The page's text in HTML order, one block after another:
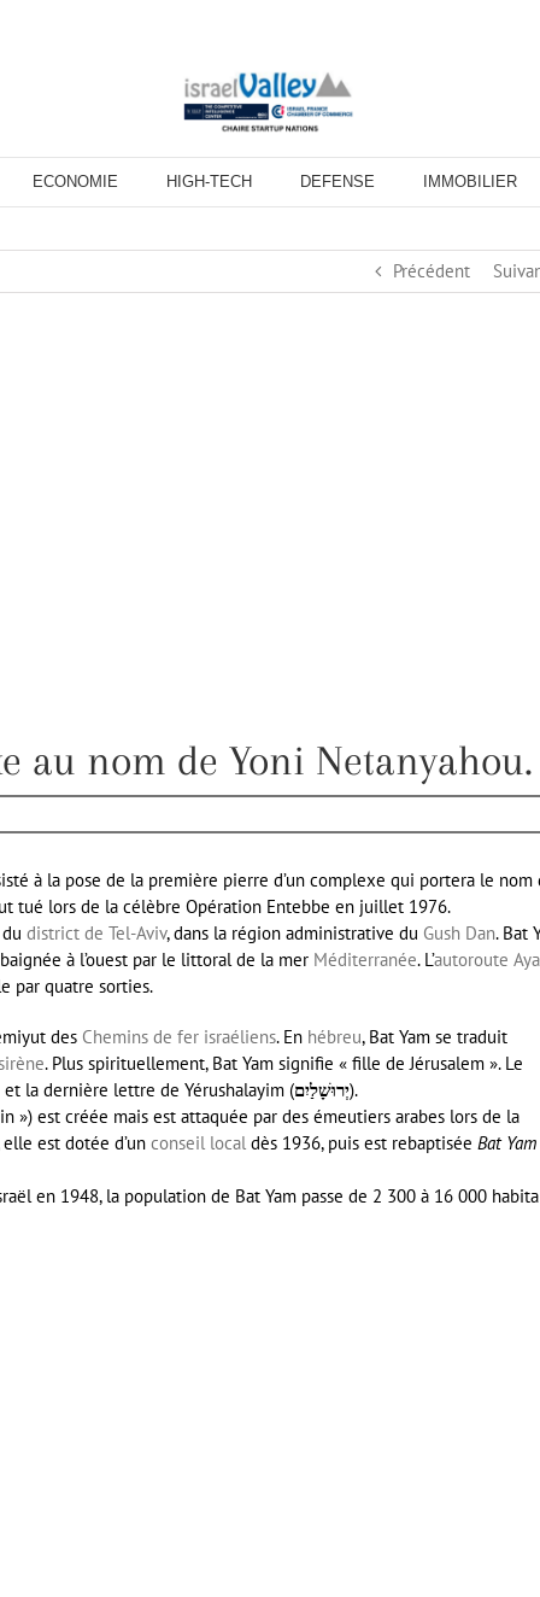
ECONOMIE HIGH-TECH DEFENSE IMMOBILIER
Précédent
au nom de Yoni Netanyahou.
à la pose de la première pierre d’un complexe qui portera le nom
tué lors de la célèbre Opération Entebbe en juillet 1976.
du district de Tel-Aviv, dans la région administrative du Gush Dan. Bat
à l’ouest par le littoral de la mer Méditerranée. L’autoroute
par quatre sorties.
des Chemins de fer israéliens. En hébreu, Bat Yam se traduit
. Plus spirituellement, Bat Yam signifie « fille de Jérusalem ». Le
la dernière lettre de Yérushalayim (יְרוּשָׁלַיִם).
») est créée mais est attaquée par des émeutiers arabes lors de la
est dotée d’un conseil local dès 1936, puis est rebaptisée Bat Yam
en 1948, la population de Bat Yam passe de 2 300 à 16 000